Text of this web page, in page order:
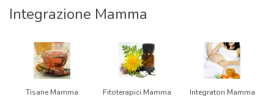
Integrazione Mamma
Tisane Mamma Fitoterapici Mamma Integratori Mamma